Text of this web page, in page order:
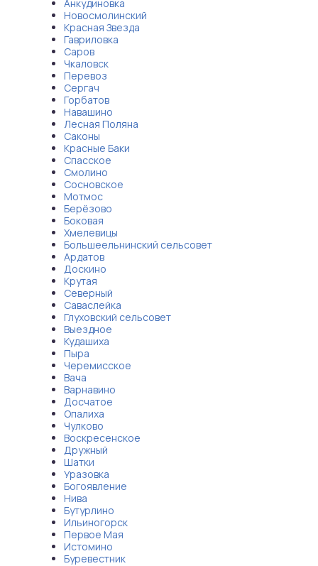
Анкудиновка
Новосмолинский
Красная Звезда
Гавриловка
Саров
Чкаловск
Перевоз
Сергач
Горбатов
Навашино
Лесная Поляна
Саконы
Красные Баки
Спасское
Смолино
Сосновское
Мотмос
Берёзово
Боковая
Хмелевицы
Большеельнинский сельсовет
Ардатов
Доскино
Крутая
Северный
Саваслейка
Глуховский сельсовет
Выездное
Кудашиха
Пыра
Черемисское
Вача
Варнавино
Досчатое
Опалиха
Чулково
Воскресенское
Дружный
Шатки
Уразовка
Богоявление
Нива
Бутурлино
Ильиногорск
Первое Мая
Истомино
Буревестник